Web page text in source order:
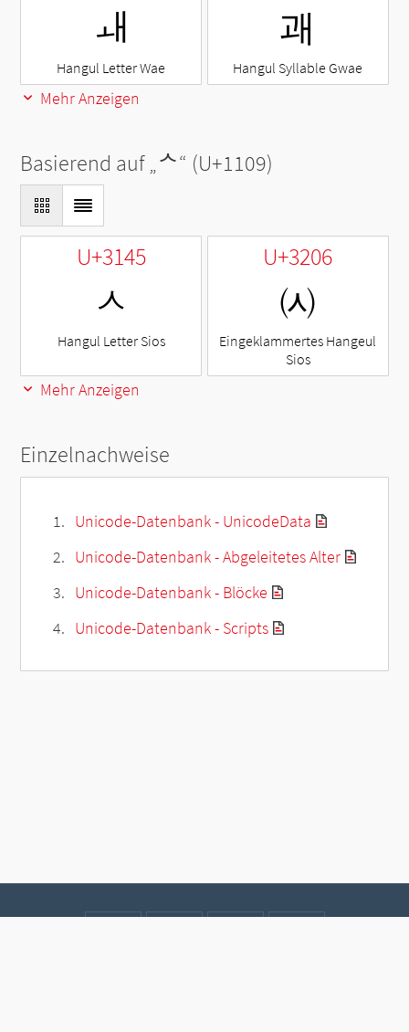
ㅙ
Hangul Letter Wae
괘
Hangul Syllable Gwae
Mehr Anzeigen
Basierend auf „ᄉ“ (U+1109)
U+3145
ㅅ
Hangul Letter Sios
U+3206
㈆
Eingeklammertes Hangeul
Sios
Mehr Anzeigen
Einzelnachweise
Unicode-Datenbank - UnicodeData
Unicode-Datenbank - Abgeleitetes Alter
Unicode-Datenbank - Blöcke
Unicode-Datenbank - Scripts